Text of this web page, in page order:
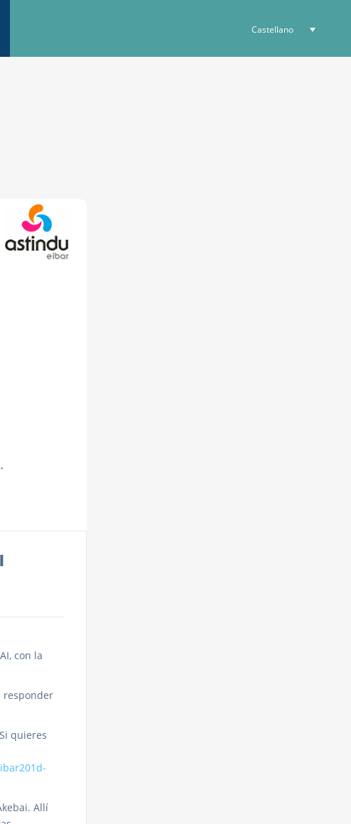
Castellano
con la
responder
quieres
Allí